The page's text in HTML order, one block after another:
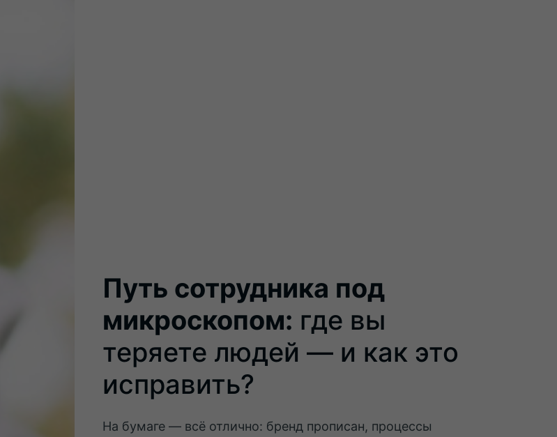
Путь сотрудника под
микроскопом: где вы
теряете людей — и как это
исправить?
На бумаге — всё отлично: бренд прописан, процессы